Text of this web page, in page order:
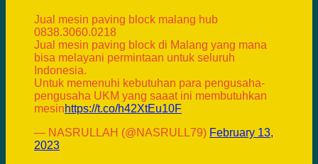
Jual mesin paving block malang hub
0838.3060.0218
Jual mesin paving block di Malang yang mana
bisa melayani permintaan untuk seluruh
Indonesia.
Untuk memenuhi kebutuhan para pengusaha-
pengusaha UKM yang saaat ini membutuhkan
mesinhttps://t.co/h42XtEu10F
— NASRULLAH (@NASRULL79) February 13,
2023